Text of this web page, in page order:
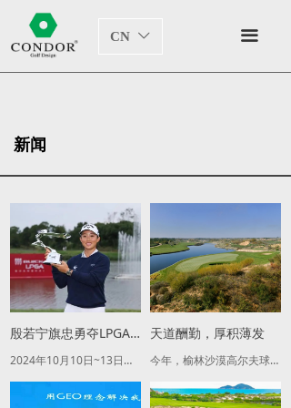
끀
关于我们
业绩展示
ꁇ 榆林沙漠高尔夫球场
ꁇ 绍兴会稽山高尔夫球场
ꁇ 内蒙古维信高尔夫球场
设计团队
设计团队
ꀅ
CN
新闻
殷若宁旗忠勇夺LPGA冠军
2024年10月10日~13日，2024年别克LPGA锦标赛在由我公司重新设计的上海旗忠花园高尔夫球场举办，现世界排名第四的中国选手殷若宁以四轮263杆的成绩夺冠，成为该项赛事历史上首位夺冠的中国球员。
天道酬勤，厚积薄发
今年，榆林沙漠高尔夫球场入选2020年“亚洲百佳球场”第37名和2020年“中国十佳球场”，一座地处西北、高尔夫欠发达的球场获此殊荣，的确给高尔夫行业带来一份惊喜，更让人欣喜的是由本土设计师团队设计、本土建造团队建设的高尔夫球场第一次获此荣誉。为此，我将这里的故事讲给大家听听。